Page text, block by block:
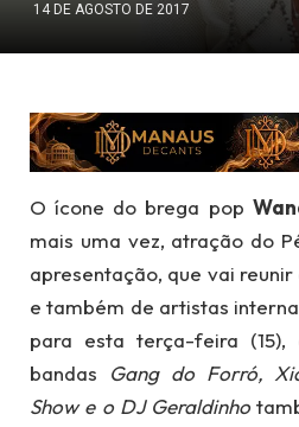
14 DE AGOSTO DE 2017
O ícone do brega pop
mais uma vez, atração do
apresentação, que vai
e também de artistas
para esta terça-feira
bandas
Gang do Forró,
Show e o DJ Geraldinho